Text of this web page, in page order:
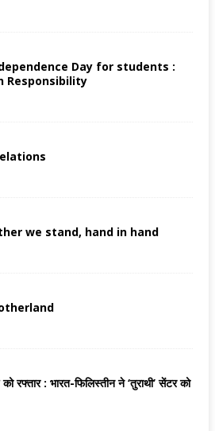
Day for students :
Responsibility
we stand, hand in hand
रफ्तार : भारत-फिलिस्तीन ने ‘तुराथी’ सेंटर को